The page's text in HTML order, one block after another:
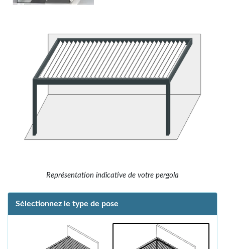
Représentation indicative de votre pergola
Sélectionnez le type de pose